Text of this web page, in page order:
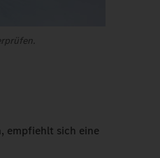
empfiehlt sich eine